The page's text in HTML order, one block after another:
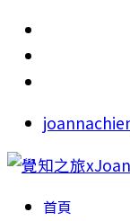
首頁